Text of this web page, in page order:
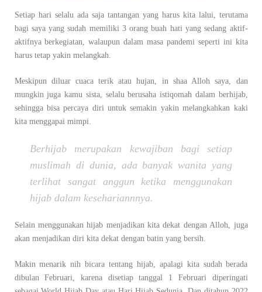
Setiap hari selalu ada saja tantangan yang harus kita lalui, terutama
bagi saya yang sudah memiliki 3 orang buah hati yang sedang aktif-
aktifnya berkegiatan, walaupun dalam masa pandemi seperti ini kita
harus tetap yakin melangkah.
Meskipun diluar cuaca terik atau hujan, in shaa Alloh saya, dan
mungkin juga kamu sista, selalu berusaha istiqomah dalam berhijab,
sehingga bisa percaya diri untuk semakin yakin melangkahkan kaki
kita menggapai mimpi.
Berhijab merupakan kewajiban bagi setiap
muslimah di dunia, ada banyak wanita yang
terlihat sangat anggun ketika menggunakan
hijab dalam kesehariannnya.
Selain menggunakan hijab menjadikan kita dekat dengan Alloh, juga
akan menjadikan diri kita dekat dengan batin yang bersih.
Makin menarik nih bicara tentang hijab, apalagi kita sudah berada
dibulan Februari, karena disetiap tanggal 1 Februari diperingati